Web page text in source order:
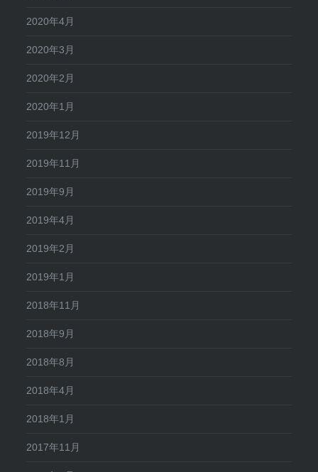
2020年4月
2020年3月
2020年2月
2020年1月
2019年12月
2019年11月
2019年9月
2019年4月
2019年2月
2019年1月
2018年11月
2018年9月
2018年8月
2018年4月
2018年1月
2017年11月